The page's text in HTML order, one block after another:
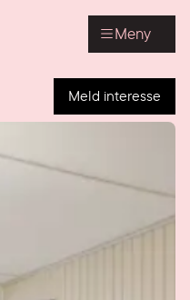
Meny
Meld interesse